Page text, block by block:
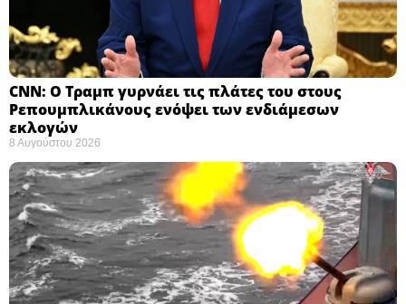
CNN: Ο Τραμπ γυρνάει τις πλάτες του στους
Ρεπουμπλικάνους ενόψει των ενδιάμεσων
εκλογών ​
8 Αυγούστου 2026